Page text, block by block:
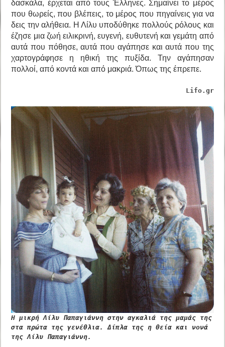
δασκάλα, έρχεται από τους Έλληνες. Σημαίνει το μέρος
που θωρείς, που βλέπεις, το μέρος που πηγαίνεις για να
δεις την αλήθεια. Η Λίλυ υποδύθηκε πολλούς ρόλους και
έζησε μια ζωή ειλικρινή, ευγενή, ευθυτενή και γεμάτη από
αυτά που πόθησε, αυτά που αγάπησε και αυτά που της
χαρτογράφησε η ηθική της πυξίδα. Την αγάπησαν
πολλοί, από κοντά και από μακριά. Όπως της έπρεπε.
Lifo.gr
Η μικρή Λίλυ Παπαγιάννη στην αγκαλιά της μαμάς της
στα πρώτα της γενέθλια. Δίπλα της η θεία και νονά
της Λίλυ Παπαγιάννη.